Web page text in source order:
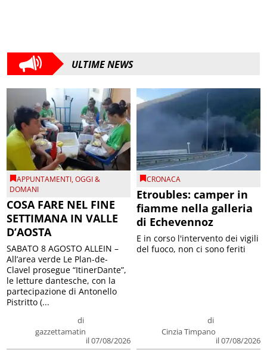
ULTIME NEWS
APPUNTAMENTI,OGGI &
DOMANI
COSA FARE NEL FINE
SETTIMANA IN VALLE
D’AOSTA
di
gazzettamatin
il 07/08/2026
SABATO 8 AGOSTO ALLEIN –
All’area verde Le Plan-de-
Clavel prosegue “ItinerDante”,
le letture dantesche, con la
partecipazione di Antonello
Pistritto (...
CRONACA
Etroubles: camper in
fiamme nella galleria
di Echevennoz
di
Cinzia Timpano
il 07/08/2026
E in corso l'intervento dei vigili
del fuoco, non ci sono feriti